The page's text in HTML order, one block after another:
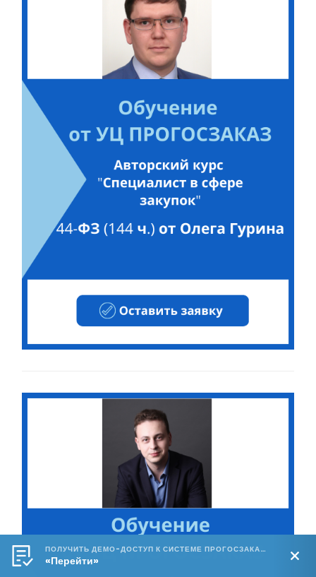
ПОЛУЧИТЬ ДЕМО-ДОСТУП К СИСТЕМЕ ПРОГОСЗАКАЗ.РФ 🔥
«Перейти»